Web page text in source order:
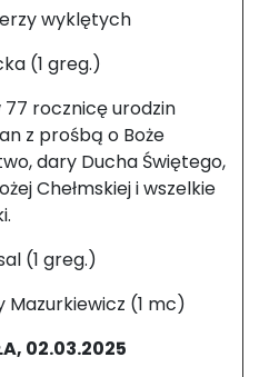
wyklętych
(1 greg.)
77 rocznicę urodzin
z prośbą o Boże
dary Ducha Świętego,
Chełmskiej i wszelkie
(1 greg.)
Mazurkiewicz (1 mc)
02.03.2025